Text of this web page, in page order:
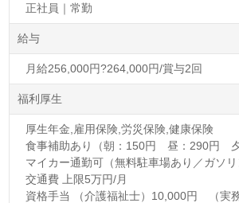
正社員｜常勤
給与
月給256,000円?264,000円/賞与2回
福利厚生
厚生年金,雇用保険,労災保険,健康保険
食事補助あり（朝：150円 昼：290円 夕
マイカー通勤可（無料駐車場あり／ガソリ
交通費 上限5万円/月
資格手当 （介護福祉士）10,000円 （実